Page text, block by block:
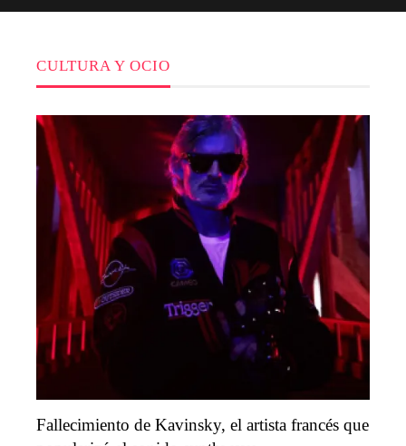
CULTURA Y OCIO
Fallecimiento de Kavinsky, el artista francés que